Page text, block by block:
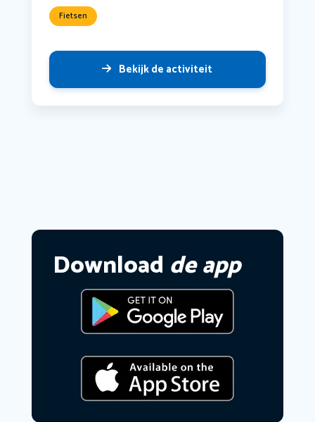
Fietsen
Bekijk de activiteit
Download de app